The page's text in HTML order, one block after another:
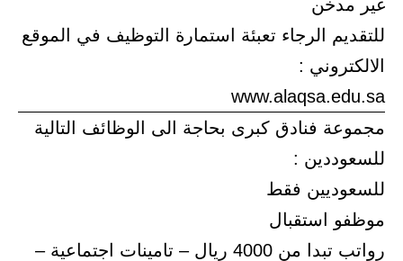
غير مدخن
للتقديم الرجاء تعبئة استمارة التوظيف في الموقع
الالكتروني :
www.alaqsa.edu.sa
مجموعة فنادق كبرى بحاجة الى الوظائف التالية
للسعوددين :
للسعوديين فقط
موظفو استقبال
رواتب تبدا من 4000 ريال – تامينات اجتماعية –